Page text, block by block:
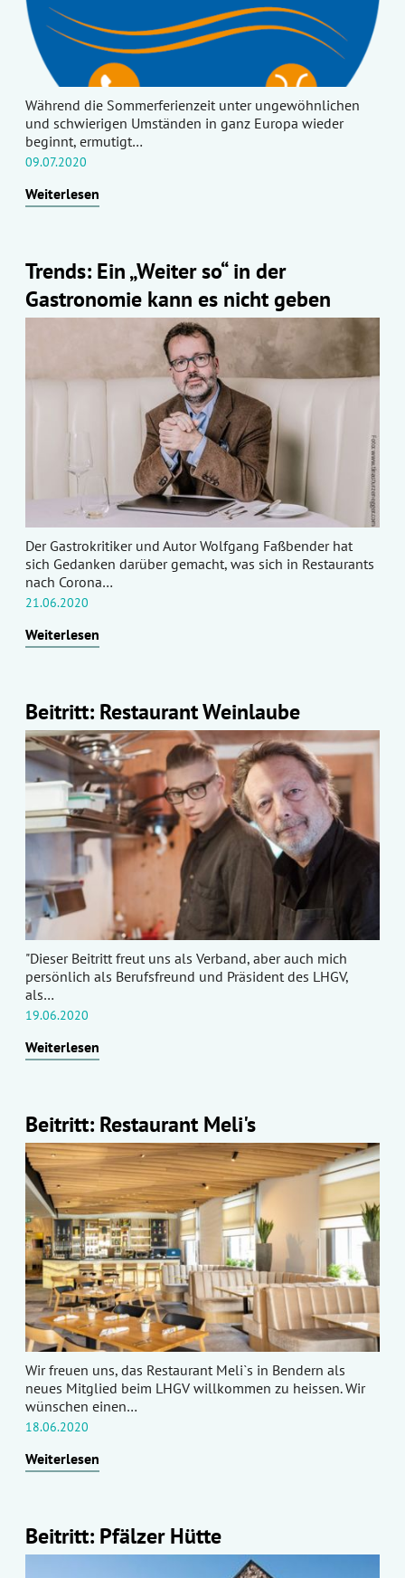
Während die Sommerferienzeit unter ungewöhnlichen
und schwierigen Umständen in ganz Europa wieder
beginnt, ermutigt…
09.07.2020
Weiterlesen
Trends: Ein „Weiter so“ in der
Gastronomie kann es nicht geben
Der Gastrokritiker und Autor Wolfgang Faßbender hat
sich Gedanken darüber gemacht, was sich in Restaurants
nach Corona…
21.06.2020
Weiterlesen
Beitritt: Restaurant Weinlaube
"Dieser Beitritt freut uns als Verband, aber auch mich
persönlich als Berufsfreund und Präsident des LHGV,
als…
19.06.2020
Weiterlesen
Beitritt: Restaurant Meli's
Wir freuen uns, das Restaurant Meli`s in Bendern als
neues Mitglied beim LHGV willkommen zu heissen. Wir
wünschen einen…
18.06.2020
Weiterlesen
Beitritt: Pfälzer Hütte